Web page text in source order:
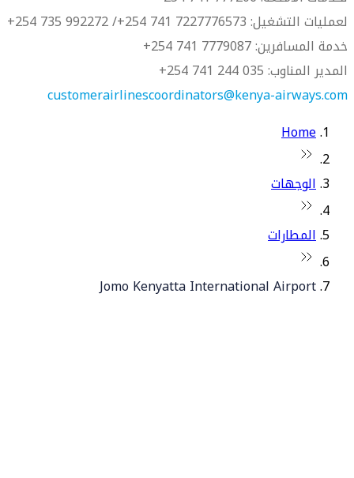
لعمليات التشغيل: 7227776573 741 254+/ 992272 735 254+
خدمة المسافرين: 7779087 741 254+
المدير المناوب: 035 244 741 254+
customerairlinescoordinators@kenya-airways.com
Home
الوجهات
المطارات
Jomo Kenyatta International Airport